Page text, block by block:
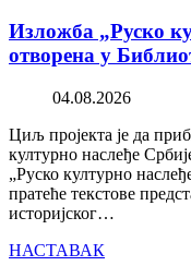
Изложба „Руско
отворена у
04.08.2026
Циљ пројекта је да
културно наслеђе
„Руско културно
пратеће текстове
историјског…
НАСТАВАК